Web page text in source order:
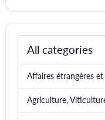
All categories
Affaires étrangères
Agriculture,